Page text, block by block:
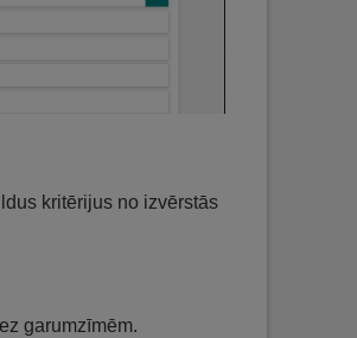
kritērijus no izvērstās
garumzīmēm.